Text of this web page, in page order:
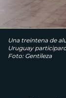
Una treintena de
Uruguay
Foto: Gentileza